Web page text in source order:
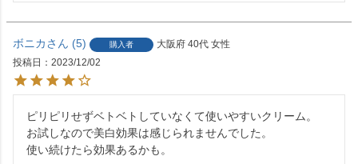
ボニカ 5 購入者 大阪府 40代 女性
投稿日
2023/12/02
ピリピリせずベトベトしていなくて使いやすいクリーム。
お試しなので美白効果は感じられませんでした。
使い続けたら効果あるかも。